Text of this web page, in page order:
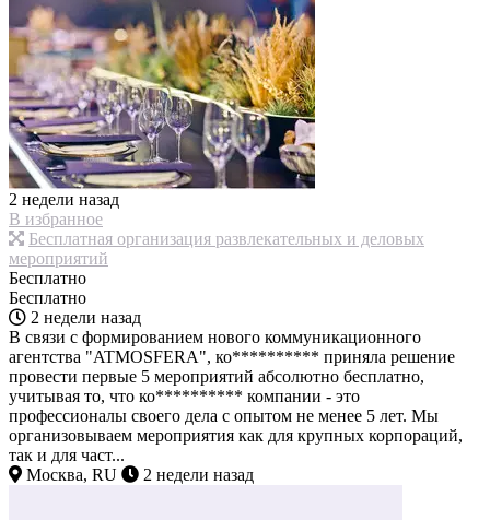
2 недели назад
В избранное
Бесплатная организация развлекательных и деловых
мероприятий
Бесплатно
Бесплатно
2 недели назад
В связи с формированием нового коммуникационного
агентства "ATMOSFERA", ко********** приняла решение
провести первые 5 мероприятий абсолютно бесплатно,
учитывая то, что ко********** компании - это
профессионалы своего дела с опытом не менее 5 лет. Мы
организовываем мероприятия как для крупных корпораций,
так и для част...
Москва, RU
2 недели назад